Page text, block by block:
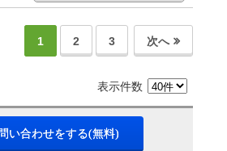
1 2 3 次へ
表示件数
い合わせをする(無料)